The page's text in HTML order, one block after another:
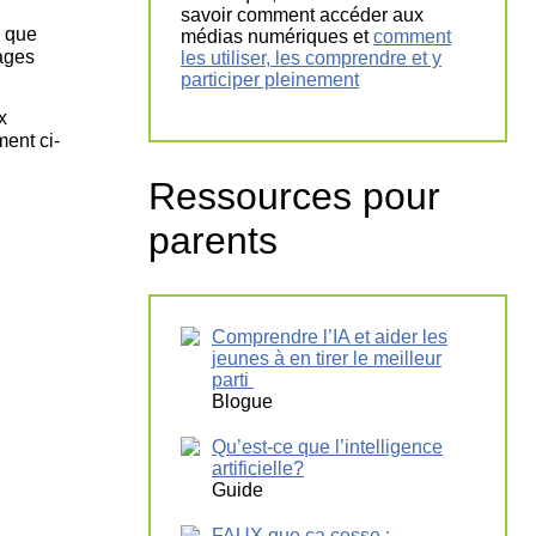
que
ci-
savoir comment accéder aux
médias numériques etcomment
les utiliser, les comprendre et y
participer pleinement
Ressources pour
parents
Comprendre l’IA et aider les
jeunes à en tirer le meilleur
parti
Blogue
Qu’est-ce que l’intelligence
artificielle?
Guide